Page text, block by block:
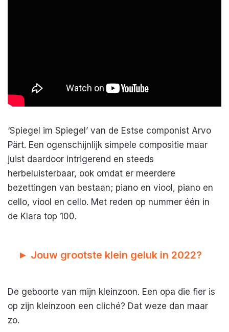
‘Spiegel im Spiegel’ van de Estse componist Arvo
Pärt. Een ogenschijnlijk simpele compositie maar
juist daardoor intrigerend en steeds
herbeluisterbaar, ook omdat er meerdere
bezettingen van bestaan; piano en viool, piano en
cello, viool en cello. Met reden op nummer één in
de Klara top 100.
► Jouw grootste klein geluk in 2022?
De geboorte van mijn kleinzoon. Een opa die fier is
op zijn kleinzoon een cliché? Dat weze dan maar
zo.